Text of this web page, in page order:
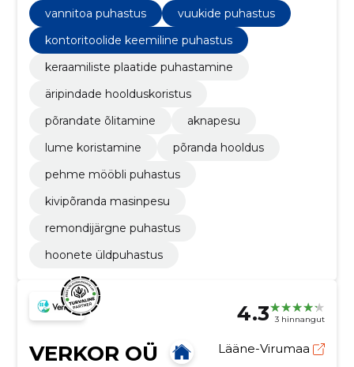
vannitoa puhastus
vuukide puhastus
kontoritoolide keemiline puhastus
keraamiliste plaatide puhastamine
äripindade hoolduskoristus
põrandate õlitamine
aknapesu
lume koristamine
põranda hooldus
pehme mööbli puhastus
kivipõranda masinpesu
remondijärgne puhastus
hoonete üldpuhastus
4.3 3 hinnangut
VERKOR OÜ Lääne-Virumaa